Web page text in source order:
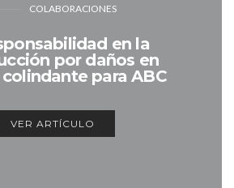
COLABORACIONES
en la
por daños en
para ABC
VER ARTÍCULO